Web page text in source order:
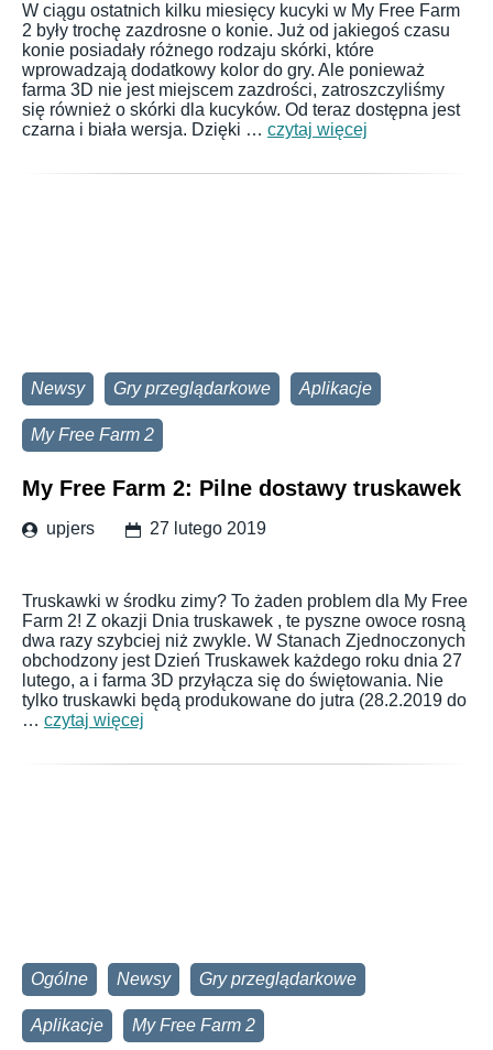
W ciągu ostatnich kilku miesięcy kucyki w My Free Farm
2 były trochę zazdrosne o konie. Już od jakiegoś czasu
konie posiadały różnego rodzaju skórki, które
wprowadzają dodatkowy kolor do gry. Ale ponieważ
farma 3D nie jest miejscem zazdrości, zatroszczyliśmy
się również o skórki dla kucyków. Od teraz dostępna jest
czarna i biała wersja. Dzięki … czytaj więcej
Newsy Gry przeglądarkowe Aplikacje
My Free Farm 2
My Free Farm 2: Pilne dostawy truskawek
upjers 27 lutego 2019
Truskawki w środku zimy? To żaden problem dla My Free
Farm 2! Z okazji Dnia truskawek , te pyszne owoce rosną
dwa razy szybciej niż zwykle. W Stanach Zjednoczonych
obchodzony jest Dzień Truskawek każdego roku dnia 27
lutego, a i farma 3D przyłącza się do świętowania. Nie
tylko truskawki będą produkowane do jutra (28.2.2019 do
… czytaj więcej
Ogólne Newsy Gry przeglądarkowe
Aplikacje My Free Farm 2